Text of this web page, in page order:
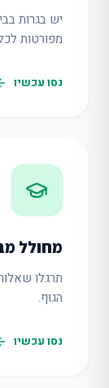
מפורטות
נסו עכשיו
מחולל
תרגלו
הגוף.
נסו עכשיו